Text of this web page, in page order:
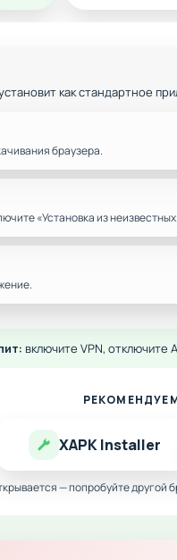
как стандартное
браузера.
«Установка из
включите VPN, отключите
XAPK Installer
— попробуйте другой